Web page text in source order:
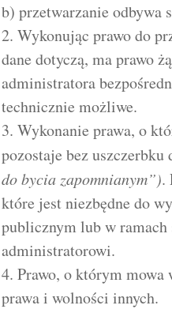
b) przetwarzanie odbywa
2. Wykonując prawo do
dane dotyczą, ma prawo
administratora
technicznie możliwe.
3. Wykonanie prawa, o
pozostaje bez uszczerbku
do bycia zapomnianym”).
które jest niezbędne do
publicznym lub w ramach
administratorowi.
4. Prawo, o którym mowa
prawa i wolności innych.